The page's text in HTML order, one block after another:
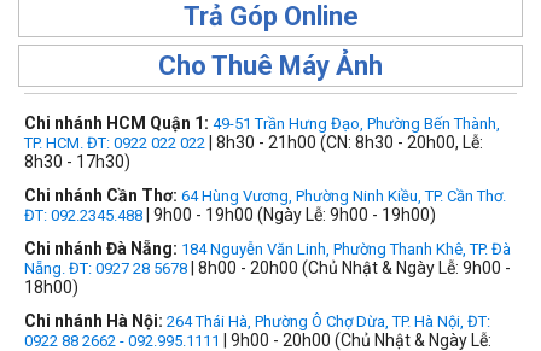
Trả Góp Online
Cho Thuê Máy Ảnh
Chi nhánh HCM Quận 1: 49-51 Trần Hưng Đạo, Phường Bến Thành,
TP. HCM. ĐT: 0922 022 022 | 8h30 - 21h00 (CN: 8h30 - 20h00, Lễ:
8h30 - 17h30)
Chi nhánh Cần Thơ: 64 Hùng Vương, Phường Ninh Kiều, TP. Cần Thơ.
ĐT: 092.2345.488 | 9h00 - 19h00 (Ngày Lễ: 9h00 - 19h00)
Chi nhánh Đà Nẵng: 184 Nguyễn Văn Linh, Phường Thanh Khê, TP. Đà
Nẵng. ĐT: 0927 28 5678 | 8h00 - 20h00 (Chủ Nhật & Ngày Lễ: 9h00 -
18h00)
Chi nhánh Hà Nội: 264 Thái Hà, Phường Ô Chợ Dừa, TP. Hà Nội, ĐT:
0922 88 2662 - 092.995.1111
| 9h00 - 20h00 (Chủ Nhật & Ngày Lễ: